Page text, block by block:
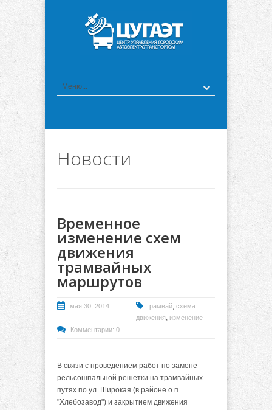
Новости
Временное
изменение схем
движения
трамвайных
маршрутов
мая 30, 2014 трамвай, схема
движения, изменение
Комментарии: 0
В связи с проведением работ по замене
рельсошпальной решетки на трамвайных
путях по ул. Широкая (в районе о.п.
"Хлебозавод") и закрытием движения